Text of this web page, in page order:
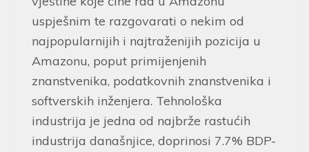
uspješnim te razgovarati o nekim od
najpopularnijih i najtraženijih pozicija u
Amazonu, poput primijenjenih
znanstvenika, podatkovnih znanstvenika i
softverskih inženjera. Tehnološka
industrija je jedna od najbrže rastućih
industrija današnjice, doprinosi 7.7% BDP-